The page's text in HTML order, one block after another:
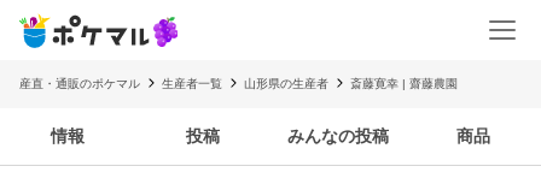
産直・通販のポケマル 生産者一覧 山形県の生産者 斎藤寛幸 | 齋藤農園
情報 投稿 みんなの投稿 商品